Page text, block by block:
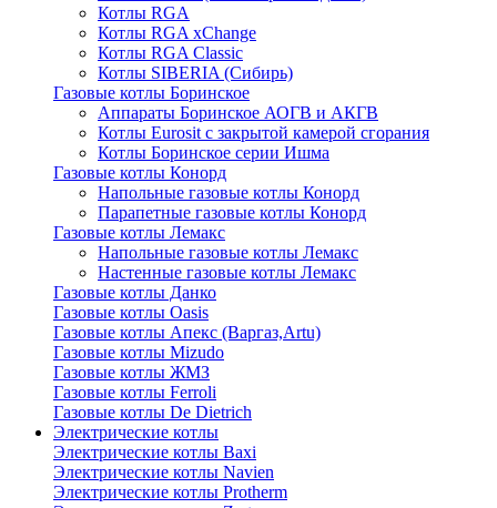
Котлы RGA
Котлы RGA xChange
Котлы RGA Classic
Котлы SIBERIA (Сибирь)
Газовые котлы Боринское
Аппараты Боринское АОГВ и АКГВ
Котлы Eurosit с закрытой камерой сгорания
Котлы Боринское серии Ишма
Газовые котлы Конорд
Напольные газовые котлы Конорд
Парапетные газовые котлы Конорд
Газовые котлы Лемакс
Напольные газовые котлы Лемакс
Настенные газовые котлы Лемакс
Газовые котлы Данко
Газовые котлы Oasis
Газовые котлы Апекс (Варгаз,Artu)
Газовые котлы Mizudo
Газовые котлы ЖМЗ
Газовые котлы Ferroli
Газовые котлы De Dietrich
Электрические котлы
Электрические котлы Baxi
Электрические котлы Navien
Электрические котлы Protherm